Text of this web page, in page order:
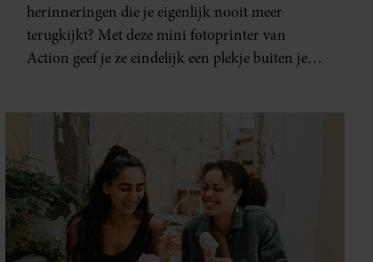
herinneringen die je eigenlijk nooit meer
terugkijkt? Met deze mini fotoprinter van
Action geef je ze eindelijk een plekje buiten je